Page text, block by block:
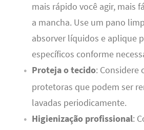
mais rápido você agir, mais
a mancha. Use um pano
absorver líquidos e aplique
específicos conforme
Proteja o tecido: Considere
protetoras que podem ser
lavadas periodicamente.
Higienização profissional: